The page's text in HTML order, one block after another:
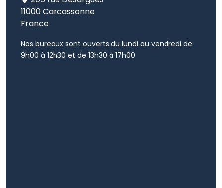
11000 Carcassonne
France
Nos bureaux sont ouverts du lundi au vendredi de
9h00 à 12h30 et de 13h30 à 17h00